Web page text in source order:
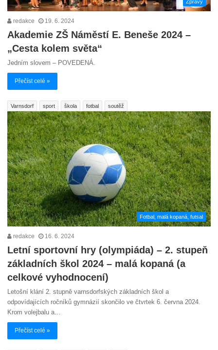
Zprávy
redakce 19. 6. 2024
Akademie ZŠ Náměstí E. Beneše 2024 –
„Cesta kolem světa“
Jedním slovem – POVEDENÁ.
Přečíst celé »
Varnsdorf sport škola fotbal soutěž
Fotbal, malá kopaná, futsal
redakce 16. 6. 2024
Letní sportovní hry (olympiáda) – 2. stupeň
základních škol 2024 – malá kopaná (a
celkové vyhodnocení)
Letošní klání 2. stupně varnsdorfských základních škol a
odpovídajících ročníků gymnázií skončilo ve čtvrtek 6. června 2024.
Krom volejbalu a…
Přečíst celé »